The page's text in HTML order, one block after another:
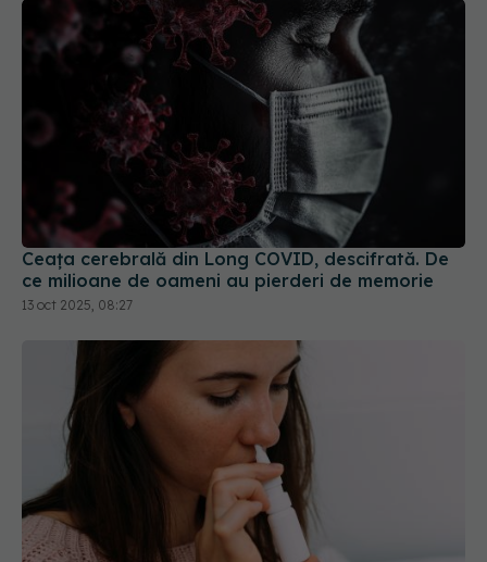
Ceața cerebrală din Long COVID, descifrată. De
ce milioane de oameni au pierderi de memorie
13 oct 2025, 08:27